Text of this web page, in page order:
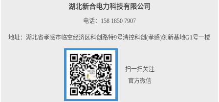
湖北新合电力科技有限公司
电话：158 1850 7907
地址：湖北省孝感市临空经济区科创路特9号清控科创(孝感)创新基地G1号一楼
扫一扫关注
官方微信